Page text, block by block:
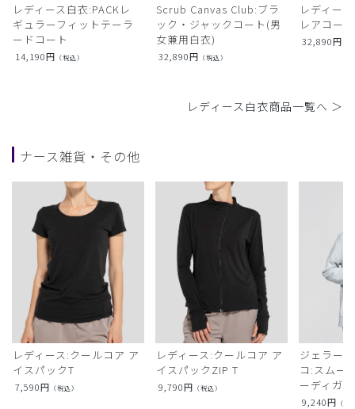
レディース白衣:PACKレ
ギュラーフィットテーラ
ードコート
14,190円 （税込）
Scrub Canvas Club:ブラ
ック・ジャックコート(男
女兼用白衣)
32,890円 （税込）
レディー
レアコート
32,890円
レディース白衣商品一覧へ ＞
ナース雑貨・その他
レディース:クールコア ア
イスパックT
7,590円 （税込）
レディース:クールコア ア
イスパックZIP T
9,790円 （税込）
ジェラー
コ:スムー
ーディガン
9,240円 （税